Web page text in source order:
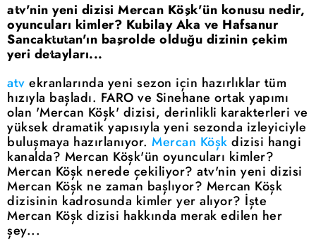
atv'nin yeni dizisi Mercan Köşk'ün konusu nedir,
oyuncuları kimler? Kubilay Aka ve Hafsanur
Sancaktutan'ın başrolde olduğu dizinin çekim
yeri detayları...
atv ekranlarında yeni sezon için hazırlıklar tüm
hızıyla başladı. FARO ve Sinehane ortak yapımı
olan 'Mercan Köşk' dizisi, derinlikli karakterleri ve
yüksek dramatik yapısıyla yeni sezonda izleyiciyle
buluşmaya hazırlanıyor. Mercan Köşk dizisi hangi
kanalda? Mercan Köşk'ün oyuncuları kimler?
Mercan Köşk nerede çekiliyor? atv'nin yeni dizisi
Mercan Köşk ne zaman başlıyor? Mercan Köşk
dizisinin kadrosunda kimler yer alıyor? İşte
Mercan Köşk dizisi hakkında merak edilen her
şey...